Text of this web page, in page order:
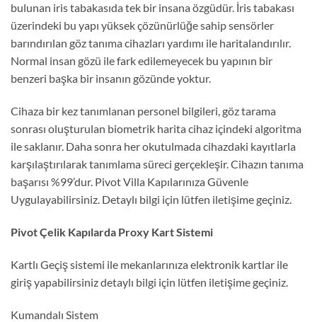
bulunan iris tabakasıda tek bir insana özgüdür. İris tabakası
üzerindeki bu yapı yüksek çözünürlüğe sahip sensörler
barındırılan göz tanıma cihazları yardımı ile haritalandırılır.
Normal insan gözü ile fark edilemeyecek bu yapının bir
benzeri başka bir insanın gözünde yoktur.
Cihaza bir kez tanımlanan personel bilgileri, göz tarama
sonrası oluşturulan biometrik harita cihaz içindeki algoritma
ile saklanır. Daha sonra her okutulmada cihazdaki kayıtlarla
karşılaştırılarak tanımlama süreci gerçekleşir. Cihazın tanıma
başarısı %99’dur. Pivot Villa Kapılarınıza Güvenle
Uygulayabilirsiniz. Detaylı bilgi için lütfen iletişime geçiniz.
Pivot Çelik Kapılarda Proxy Kart Sistemi
Kartlı Geçiş sistemi ile mekanlarınıza elektronik kartlar ile
giriş yapabilirsiniz detaylı bilgi için lütfen iletişime geçiniz.
Kumandalı Sistem